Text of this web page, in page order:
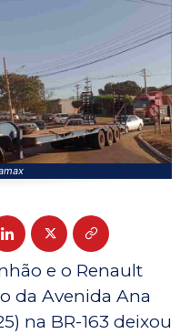
e o Renault
da Avenida Ana
na BR-163 deixou